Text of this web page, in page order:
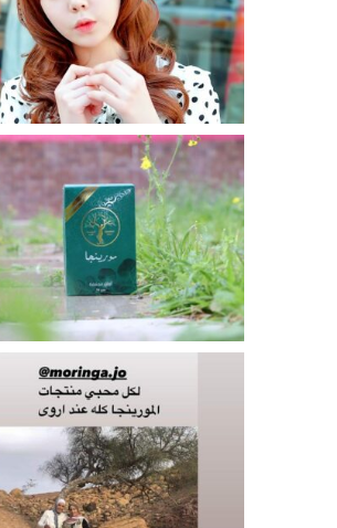
AUGUST 11, 2016
اسرار الجمال الطبيعي من المعروف أن
ببشرة بدون عيوب .وينفق الكوريين الكثير
والمال للعناية بالبشرة. يحسد الناس في جميع
AUGUST 11, 2016
#المورينجا_الاردنية #علامة_تجارية متميزة
سلسلة المنتجات الغذائية التي تساعد في
الجسم وتعمل كحاجز صد ضد ما يحاول اختراق
واجساد...
AUGUST 11, 2016
المورينجا الأردنية على على برنامج دنيا يا دنيا في
تابعونا على برنامج #دنيا_يا_دنيا في قناة رؤيا
اكثر على...